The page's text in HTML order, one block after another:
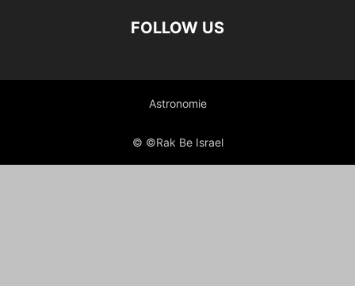
FOLLOW US
Astronomie
© ©Rak Be Israel